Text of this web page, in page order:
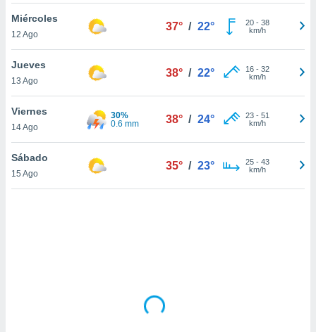
sitio
En
sean
el sitio
ni para
o
Miércoles
12 Ago
37° / 22° 20- 38
km/h
Jueves
13 Ago
38° / 22° 16- 32
km/h
Viernes
14 Ago
30%
0.6 mm
38° / 24° 23- 51
km/h
Sábado
15 Ago
35° / 23° 25- 43
km/h